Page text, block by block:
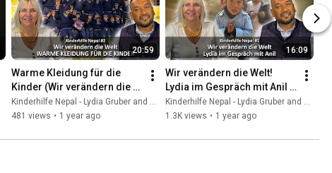
20:59
Warme Kleidung für die
Kinder (Wir verändern die
Welt - Kinderhilfe Nepal #2 -
11.1.25)
Kinderhilfe Nepal - Lydia Gruber and Amirasolis - Lydia Gruber
481 views • 1 year ago
16:09
Wir verändern die Welt!
Lydia im Gespräch mit Anil
(Kinderhilfe Nepal #1 -
3.1.25)
Kinderhilfe Nepal - Lydia Gruber and Amirasolis - Lydia Gruber
1.3K views • 1 year ago